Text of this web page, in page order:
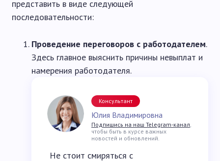
представить в виде следующей
последовательности:
Проведение переговоров с работодателем.
Здесь главное выяснить причины невыплат и
намерения работодателя.
Консультант
Юлия Владимировна
Подпишись на наш Telegram-канал,
чтобы быть в курсе важных
новостей и обновлений.
Не стоит смиряться с